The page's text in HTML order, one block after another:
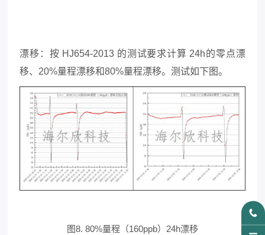
漂移：按 HJ654-2013 的测试要求计算 24h的零点漂
移、20%量程漂移和80%量程漂移。测试如下图。
图8. 80%量程（160ppb）24h漂移